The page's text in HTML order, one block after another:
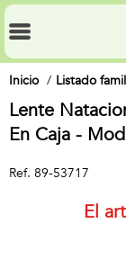
Inicio Listado
Lente
En Caja -
Ref. 89-53717
El